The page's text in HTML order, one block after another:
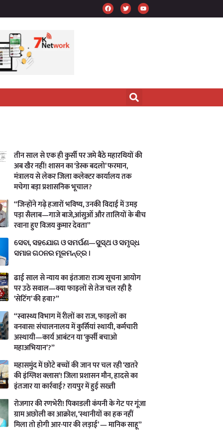
तीन साल से एक ही कुर्सी पर जमे बैठे महारथियों की
अब खैर नहीं! शासन का ‘डेस्क बदलो’ फरमान,
मंत्रालय से लेकर जिला कलेक्टर कार्यालय तक
मचेगा बड़ा प्रशासनिक भूचाल?
“जिन्होंने गढ़े हजारों भविष्य, उनकी विदाई में उमड़
पड़ा सैलाब—गाजे बाजे,आंसुओं और तालियों के बीच
रवाना हुए विजय कुमार देवता”
ସେବା, ସହଯୋଗ ଓ ସମର୍ପଣ—ସୁସ୍ଥ ଓ ସମୃଦ୍ଧ
ସମାଜ ଗଠନର ମୂଳମନ୍ତ୍ର ।
ढाई साल से न्याय का इंतजार! राज्य सूचना आयोग
पर उठे सवाल—क्या फाइलों से तेज चल रही है
‘सेटिंग’ की हवा?”
“स्वास्थ्य विभाग में रीलों का राज, फाइलों का
वनवास! संचालनालय में कुर्सियां स्थायी, कर्मचारी
अस्थायी—कार्य आबंटन या ‘कुर्सी बचाओ
महाअभियान’?”
महासमुंद में छोटे बच्चों की जान पर चल रही ‘खतरे
की इंग्लिश क्लास’! जिला प्रशासन मौन, हादसे का
इंतजार या कार्रवाई? रायपुर में हुई सख्ती
रोजगार की रणभेरी! पिकाडली कंपनी के गेट पर गूंजा
ग्राम अछोली का आक्रोश, ‘स्थानीयों का हक नहीं
मिला तो होगी आर-पार की लड़ाई’ — मानिक साहू”